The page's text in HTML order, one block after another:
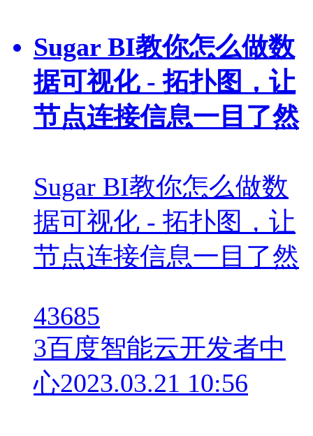
Sugar BI教你怎么做数
据可视化 - 拓扑图，让
节点连接信息一目了然
Sugar BI教你怎么做数
据可视化 - 拓扑图，让
节点连接信息一目了然
43685
3百度智能云开发者中
心2023.03.21 10:56